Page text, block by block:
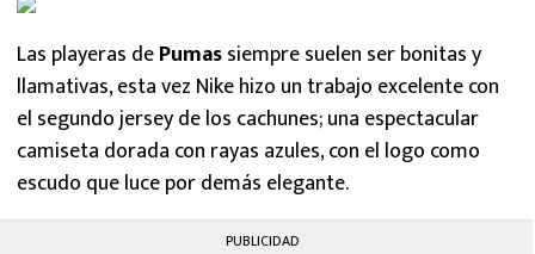
Las playeras dePumassiempre suelen ser bonitas y
llamativas, esta vez Nike hizo un trabajo excelente con
el segundo jersey de los cachunes; una espectacular
camiseta dorada con rayas azules, con el logo como
escudo que luce por demás elegante.
PUBLICIDAD